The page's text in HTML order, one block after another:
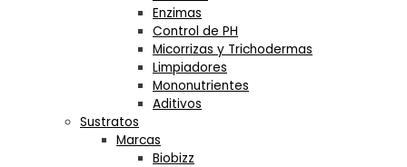
Enzimas
Control de PH
Micorrizas y Trichodermas
Limpiadores
Mononutrientes
Aditivos
Sustratos
Marcas
Biobizz